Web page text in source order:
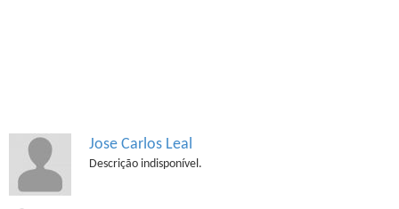
Jose Carlos Leal
Descrição indisponível.